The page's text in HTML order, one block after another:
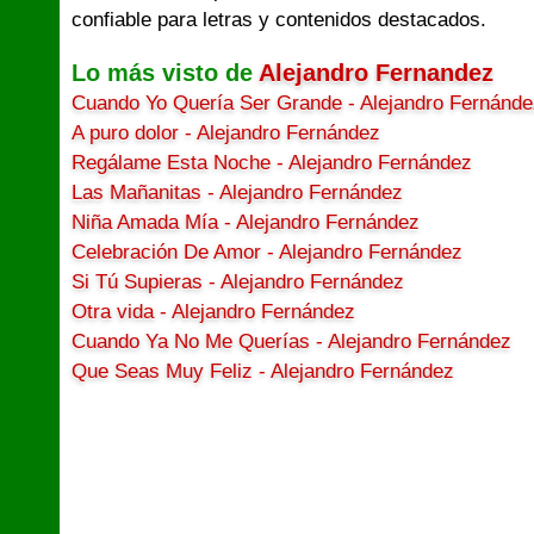
confiable para letras y contenidos destacados.
Lo más visto de Alejandro Fernandez
Cuando Yo Quería Ser Grande - Alejandro
A puro dolor - Alejandro Fernández
Regálame Esta Noche - Alejandro Fernández
Las Mañanitas - Alejandro Fernández
Niña Amada Mía - Alejandro Fernández
Celebración De Amor - Alejandro Fernández
Si Tú Supieras - Alejandro Fernández
Otra vida - Alejandro Fernández
Cuando Ya No Me Querías - Alejandro Fernández
Que Seas Muy Feliz - Alejandro Fernández